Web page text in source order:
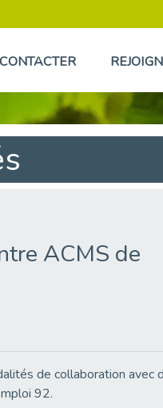
ACMS de
de collaboration avec
92.